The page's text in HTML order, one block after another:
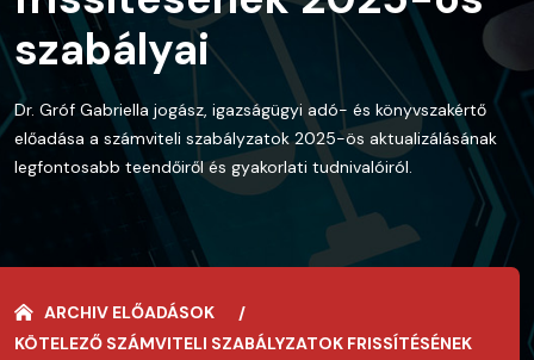
szabályai
Dr. Gróf Gabriella jogász, igazságügyi adó- és könyvszakértő
előadása a számviteli szabályzatok 2025-ös aktualizálásának
legfontosabb teendőiről és gyakorlati tudnivalóiról.
ARCHIV ELŐADÁSOK
KÖTELEZŐ SZÁMVITELI SZABÁLYZATOK FRISSÍTÉSÉNEK